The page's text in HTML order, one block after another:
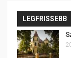
LEGFRISSEBB